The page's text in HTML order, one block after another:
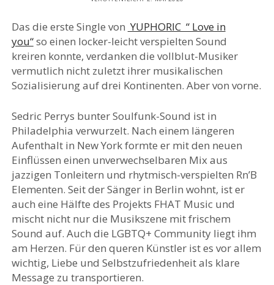
Das die erste Single von YUPHORIC “ Love in
you“so einen locker-leicht verspielten Sound
kreiren konnte, verdanken die vollblut-Musiker
vermutlich nicht zuletzt ihrer musikalischen
Sozialisierung auf drei Kontinenten. Aber von vorne.
Sedric Perrys bunter Soulfunk-Sound ist in
Philadelphia verwurzelt. Nach einem längeren
Aufenthalt in New York formte er mit den neuen
Einflüssen einen unverwechselbaren Mix aus
jazzigen Tonleitern und rhytmisch-verspielten Rn’B
Elementen. Seit der Sänger in Berlin wohnt, ist er
auch eine Hälfte des Projekts FHAT Music und
mischt nicht nur die Musikszene mit frischem
Sound auf. Auch die LGBTQ+ Community liegt ihm
am Herzen. Für den queren Künstler ist es vor allem
wichtig, Liebe und Selbstzufriedenheit als klare
Message zu transportieren.